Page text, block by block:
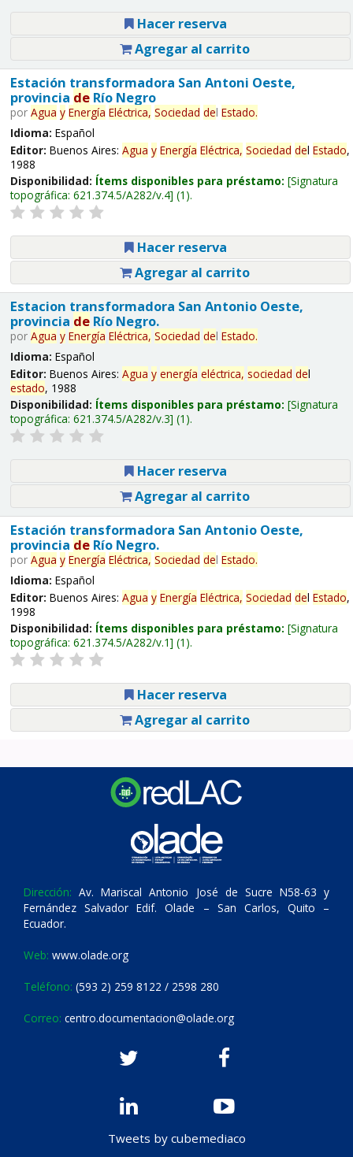
Hacer reserva
Agregar al carrito
Estación transformadora San Antoni Oeste,
provincia deRío Negro
por Agua y Energía Eléctrica, Sociedad del Estado.
Idioma: Español
Editor: Buenos Aires: Agua y Energía Eléctrica, Sociedad del Estado,
1988
Disponibilidad: Ítems disponibles para préstamo: Signatura
topográfica: 621.374.5/A282/v.4 (1).
Hacer reserva
Agregar al carrito
Estacion transformadora San Antonio Oeste,
provincia deRío Negro.
por Agua y Energía Eléctrica, Sociedad del Estado.
Idioma: Español
Editor: Buenos Aires: Agua y energía eléctrica, sociedad del
estado, 1988
Disponibilidad: Ítems disponibles para préstamo: Signatura
topográfica: 621.374.5/A282/v.3 (1).
Hacer reserva
Agregar al carrito
Estación transformadora San Antonio Oeste,
provincia deRío Negro.
por Agua y Energía Eléctrica, Sociedad del Estado.
Idioma: Español
Editor: Buenos Aires: Agua y Energía Eléctrica, Sociedad del Estado,
1998
Disponibilidad: Ítems disponibles para préstamo: Signatura
topográfica: 621.374.5/A282/v.1 (1).
Hacer reserva
Agregar al carrito
Dirección: Av. Mariscal Antonio José de Sucre N58-63 y
Fernández Salvador Edif. Olade – San Carlos, Quito –
Ecuador.
Web: www.olade.org
Teléfono: (593 2) 259 8122 / 2598 280
Correo: centro.documentacion@olade.org
Tweets by cubemediaco